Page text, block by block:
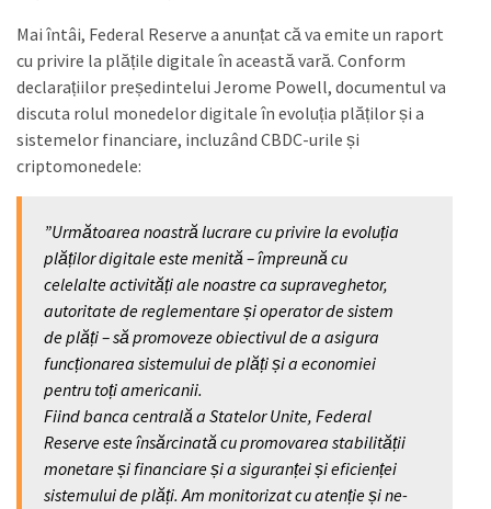
Mai întâi, Federal Reserve a anunțat că va emite un raport
cu privire la plățile digitale în această vară. Conform
declarațiilor președintelui Jerome Powell, documentul va
discuta rolul monedelor digitale în evoluția plăților și a
sistemelor financiare, incluzând CBDC-urile și
criptomonedele:
”Următoarea noastră lucrare cu privire la evoluția
plăților digitale este menită – împreună cu
celelalte activități ale noastre ca supraveghetor,
autoritate de reglementare și operator de sistem
de plăți – să promoveze obiectivul de a asigura
funcționarea sistemului de plăți și a economiei
pentru toți americanii.
Fiind banca centrală a Statelor Unite, Federal
Reserve este însărcinată cu promovarea stabilității
monetare și financiare și a siguranței și eficienței
sistemului de plăți. Am monitorizat cu atenție și ne-